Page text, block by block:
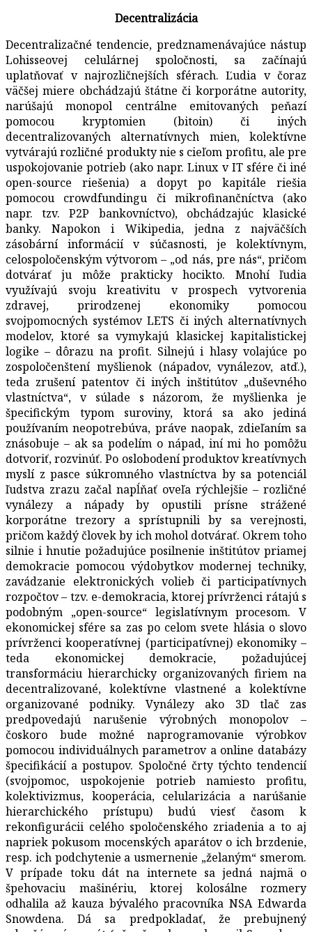
Decentralizácia
Decentralizačné tendencie, predznamenávajúce nástup
Lohisseovej celulárnej spoločnosti, sa začínajú
uplatňovať v najrozličnejších sférach. Ľudia v čoraz
väčšej miere obchádzajú štátne či korporátne autority,
narúšajú monopol centrálne emitovaných peňazí
pomocou kryptomien (bitoin) či iných
decentralizovaných alternatívnych mien, kolektívne
vytvárajú rozličné produkty nie s cieľom profitu, ale pre
uspokojovanie potrieb (ako napr. Linux v IT sfére či iné
open-source riešenia) a dopyt po kapitále riešia
pomocou crowdfundingu či mikrofinančníctva (ako
napr. tzv. P2P bankovníctvo), obchádzajúc klasické
banky. Napokon i Wikipedia, jedna z najväčších
zásobární informácií v súčasnosti, je kolektívnym,
celospoločenským výtvorom – „od nás, pre nás“, pričom
dotvárať ju môže prakticky hocikto. Mnohí ľudia
využívajú svoju kreativitu v prospech vytvorenia
zdravej, prirodzenej ekonomiky pomocou
svojpomocných systémov LETS či iných alternatívnych
modelov, ktoré sa vymykajú klasickej kapitalistickej
logike – dôrazu na profit. Silnejú i hlasy volajúce po
zospoločenštení myšlienok (nápadov, vynálezov, atď.),
teda zrušení patentov či iných inštitútov „duševného
vlastníctva“, v súlade s názorom, že myšlienka je
špecifickým typom suroviny, ktorá sa ako jediná
používaním neopotrebúva, práve naopak, zdieľaním sa
znásobuje – ak sa podelím o nápad, iní mi ho pomôžu
dotvoriť, rozvinúť. Po oslobodení produktov kreatívnych
myslí z pasce súkromného vlastníctva by sa potenciál
ľudstva zrazu začal napĺňať oveľa rýchlejšie – rozličné
vynálezy a nápady by opustili prísne strážené
korporátne trezory a sprístupnili by sa verejnosti,
pričom každý človek by ich mohol dotvárať. Okrem toho
silnie i hnutie požadujúce posilnenie inštitútov priamej
demokracie pomocou výdobytkov modernej techniky,
zavádzanie elektronických volieb či participatívnych
rozpočtov – tzv. e-demokracia, ktorej prívrženci rátajú s
podobným „open-source“ legislatívnym procesom. V
ekonomickej sfére sa zas po celom svete hlásia o slovo
prívrženci kooperatívnej (participatívnej) ekonomiky –
teda ekonomickej demokracie, požadujúcej
transformáciu hierarchicky organizovaných firiem na
decentralizované, kolektívne vlastnené a kolektívne
organizované podniky. Vynálezy ako 3D tlač zas
predpovedajú narušenie výrobných monopolov –
čoskoro bude možné naprogramovanie výrobkov
pomocou individuálnych parametrov a online databázy
špecifikácií a postupov. Spoločné črty týchto tendencií
(svojpomoc, uspokojenie potrieb namiesto profitu,
kolektivizmus, kooperácia, celularizácia a narúšanie
hierarchického prístupu) budú viesť časom k
rekonfigurácii celého spoločenského zriadenia a to aj
napriek pokusom mocenských aparátov o ich brzdenie,
resp. ich podchytenie a usmernenie „želaným“ smerom.
V prípade toku dát na internete sa jedná najmä o
špehovaciu mašinériu, ktorej kolosálne rozmery
odhalila až kauza bývalého pracovníka NSA Edwarda
Snowdena. Dá sa predpokladať, že prebujnený